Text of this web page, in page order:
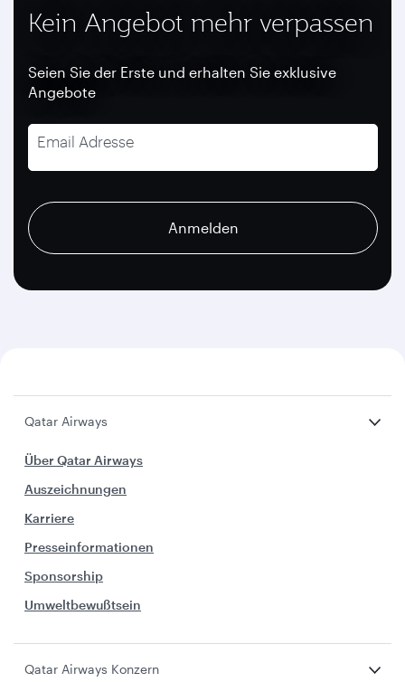
Kein Angebot mehr verpassen
Seien Sie der Erste und erhalten Sie exklusive
Angebote
Email Adresse
Anmelden
Qatar Airways
Über Qatar Airways
Auszeichnungen
Karriere
Presseinformationen
Sponsorship
Umweltbewußtsein
Qatar Airways Konzern